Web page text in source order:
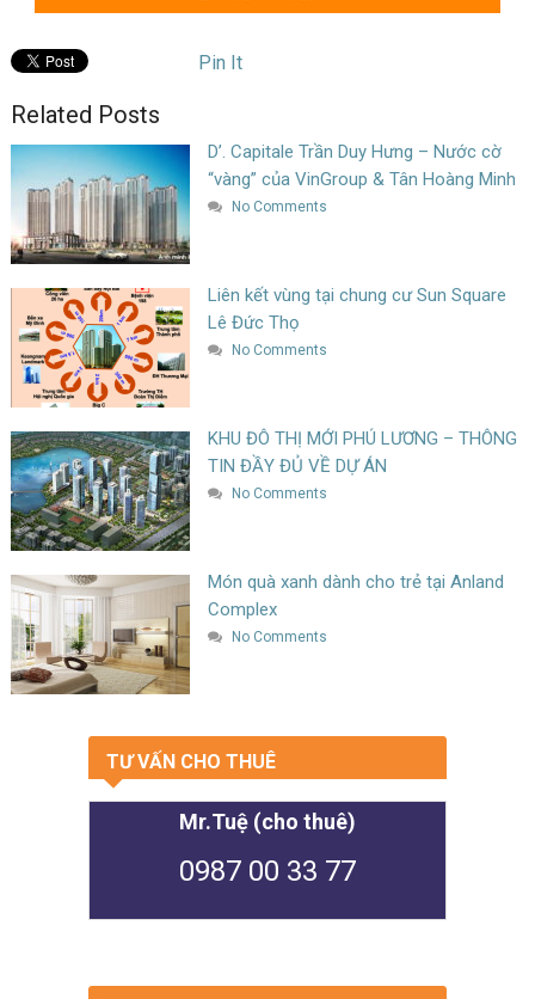
Pin It
Related Posts
D’. Capitale Trần Duy Hưng – Nước cờ
“vàng” của VinGroup & Tân Hoàng Minh
No Comments
Liên kết vùng tại chung cư Sun Square
Lê Đức Thọ
No Comments
KHU ĐÔ THỊ MỚI PHÚ LƯƠNG – THÔNG
TIN ĐẦY ĐỦ VỀ DỰ ÁN
No Comments
Món quà xanh dành cho trẻ tại Anland
Complex
No Comments
TƯ VẤN CHO THUÊ
Mr.Tuệ (cho thuê)
0987 00 33 77